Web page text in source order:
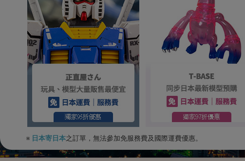
※ 日本寄日本之訂單，無法參加免服務費及國際運費優惠。